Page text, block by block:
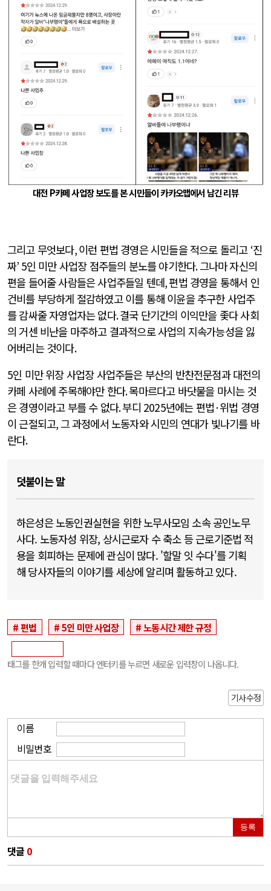
대전 P카페 사업장 보도를 본 시민들이 카카오맵에서 남긴 리뷰
그리고 무엇보다,이런 편법 경영은 시민들을 적으로 돌리고 ‘진
짜’ 5인 미만 사업장 점주들의 분노를 야기한다.그나마 자신의
편을 들어줄 사람들은 사업주들일 텐데,편법 경영을 통해서 인
건비를 부당하게 절감하였고 이를 통해 이윤을 추구한 사업주
를 감싸줄 자영업자는 없다.결국 단기간의 이익만을 좇다 사회
의 거센 비난을 마주하고 결과적으로 사업의 지속가능성을 잃
어버리는 것이다.
5인 미만 위장 사업장 사업주들은 부산의 반찬전문점과 대전의
카페 사례에 주목해야만 한다.목마르다고 바닷물을 마시는 것
은 경영이라고 부를 수 없다.부디 2025년에는 편법 ·위법 경영
이 근절되고,그 과정에서 노동자와 시민의 연대가 빛나기를 바
란다.
덧붙이는 말
하은성은 노동인권실현을 위한 노무사모임 소속 공인노무
사다. 노동자성 위장, 상시근로자 수 축소 등 근로기준법 적
용을 회피하는 문제에 관심이 많다. '할말 잇 수다'를 기획
해 당사자들의 이야기를 세상에 알리며 활동하고 있다.
편법 5인 미만 사업장 노동시간 제한 규정
태그를 한개 입력할 때마다 엔터키를 누르면 새로운 입력창이 나옵니다.
기사수정
이름
비밀번호
등록
댓글 0